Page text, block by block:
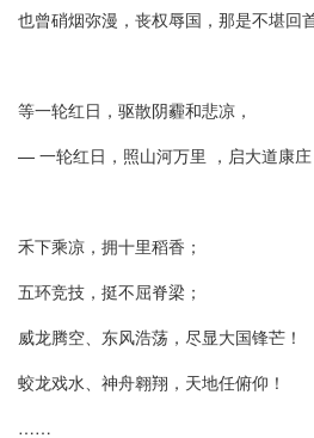
也曾硝烟弥漫，丧权辱国，那是不堪回
等一轮红日，驱散阴霾和悲凉，
— 一轮红日，照山河万里 ，启大道康庄
禾下乘凉，拥十里稻香；
五环竞技，挺不屈脊梁；
威龙腾空、东风浩荡，尽显大国锋芒！
蛟龙戏水、神舟翱翔，天地任俯仰！
……